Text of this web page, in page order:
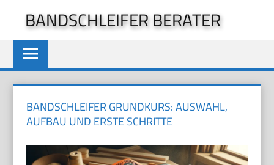
springen
BANDSCHLEIFER BERATER
BANDSCHLEIFER GRUNDKURS: AUSWAHL,
AUFBAU UND ERSTE SCHRITTE